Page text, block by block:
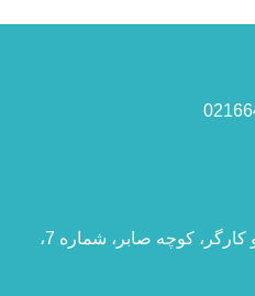
تهران، انقلاب، تقاطع جمهوری و کارگر، کوچه صابر، شماره 7،